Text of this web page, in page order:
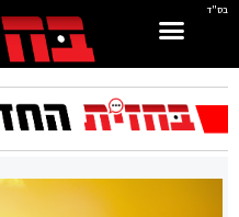
בס"ד